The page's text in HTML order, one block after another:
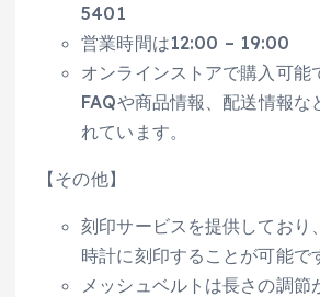
5401
営業時間は12:00 – 19:00
オンラインストアで購入可能
FAQや商品情報、配送情報な
れています。
【その他】
刻印サービスを提供しており
時計に刻印することが可能で
メッシュベルトは長さの調節